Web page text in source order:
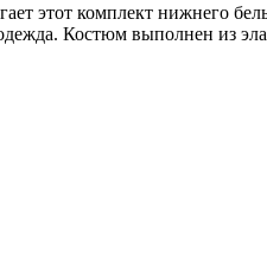
этот комплект нижнего
Костюм выполнен из